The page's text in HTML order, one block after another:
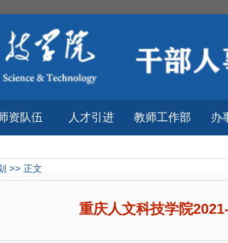
资队伍 人才引进 教师工作部 办
>> 正文
重庆人文科技学院